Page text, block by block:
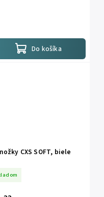
35-36
ďalšie
Do košíka
CXS SOFT, biele